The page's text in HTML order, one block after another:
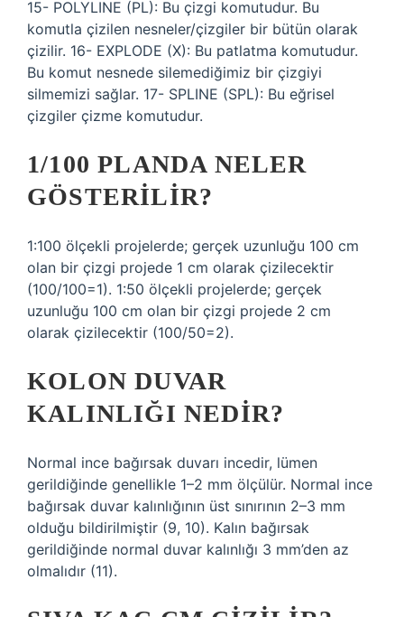
15- POLYLINE (PL): Bu çizgi komutudur. Bu
komutla çizilen nesneler/çizgiler bir bütün olarak
çizilir. 16- EXPLODE (X): Bu patlatma komutudur.
Bu komut nesnede silemediğimiz bir çizgiyi
silmemizi sağlar. 17- SPLINE (SPL): Bu eğrisel
çizgiler çizme komutudur.
1/100 PLANDA NELER
GÖSTERILIR?
1:100 ölçekli projelerde; gerçek uzunluğu 100 cm
olan bir çizgi projede 1 cm olarak çizilecektir
(100/100=1). 1:50 ölçekli projelerde; gerçek
uzunluğu 100 cm olan bir çizgi projede 2 cm
olarak çizilecektir (100/50=2).
KOLON DUVAR
KALINLIĞI NEDIR?
Normal ince bağırsak duvarı incedir, lümen
gerildiğinde genellikle 1–2 mm ölçülür. Normal ince
bağırsak duvar kalınlığının üst sınırının 2–3 mm
olduğu bildirilmiştir (9, 10). Kalın bağırsak
gerildiğinde normal duvar kalınlığı 3 mm’den az
olmalıdır (11).